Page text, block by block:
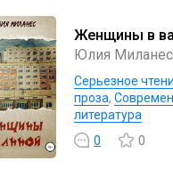
Женщины в
Юлия Миланес
Серьезное
проза,
литература
0
0